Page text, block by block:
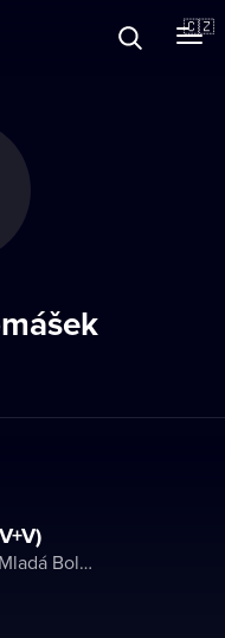
🇨🇿
Městské divadlo Mladá Boleslav